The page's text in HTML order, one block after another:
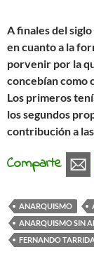
A finales del
en cuanto a la
porvenir por la
concebían como
Los primeros
los segundos
contribución a
Comparte
ANARQUISMO
ANARQUISMO SIN
FERNANDO